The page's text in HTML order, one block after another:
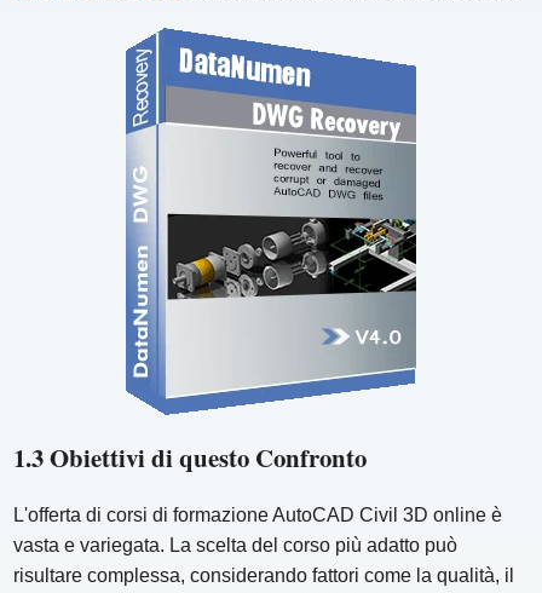
1.3 Obiettivi di questo Confronto
L'offerta di corsi di formazione AutoCAD Civil 3D online è
vasta e variegata. La scelta del corso più adatto può
risultare complessa, considerando fattori come la qualità, il